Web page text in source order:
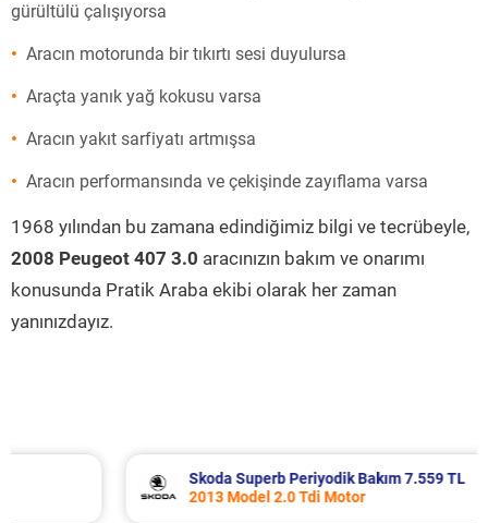
gürültülü çalışıyorsa
Aracın motorunda bir tıkırtı sesi duyulursa
Araçta yanık yağ kokusu varsa
Aracın yakıt sarfiyatı artmışsa
Aracın performansında ve çekişinde zayıflama varsa
1968 yılından bu zamana edindiğimiz bilgi ve tecrübeyle,
2008 Peugeot 407 3.0 aracınızın bakım ve onarımı
konusunda Pratik Araba ekibi olarak her zaman
yanınızdayız.
Skoda Superb Periyodik Bakım 7.559 TL
2013 Model 2.0 Tdi Motor